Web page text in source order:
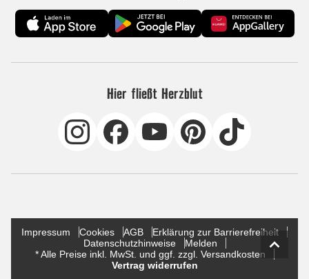
Hier fließt Herzblut
Impressum Cookies AGB
Erklärung zur Barrierefreiheit
Datenschutzhinweise
Melden
* Alle Preise inkl. MwSt. und ggf. zzgl. Versandkosten
Vertrag widerrufen